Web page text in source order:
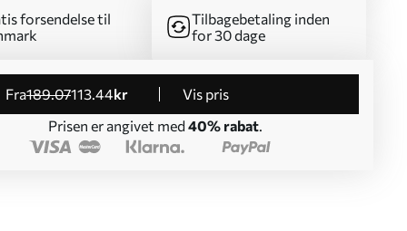
forsendelse til
Tilbagebetaling inden
for 30 dage
fra189.07113.44kr
Vis pris
Prisen er angivet med 40% rabat.